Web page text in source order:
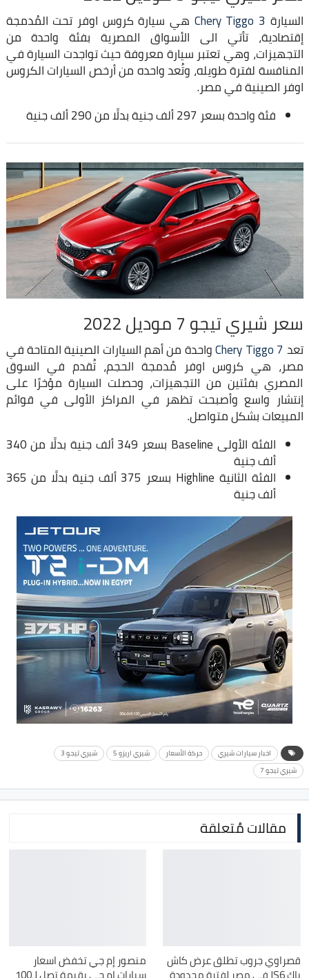
السيارة Chery Tiggo 3 هي سيارة كروس اوفر تحت المُدمجة
إقتصادية، تأتي الى الأسواق المصرية بفئة واحدة من
التجهيزات، وهي تعتبر سيارة معروفة حيث تواجدت السيارة في
المنافسة لفترة طويله، وتُعد واحده من أرخص السيارات الكروس
اوفر الصينية في مصر.
فئة واحدة بسعر 297 ألف جنية بدلًا من 290 ألف جنية
سعر شيري تيجو 7 موديل 2022
تعد Chery Tiggo 7واحدة من أهم السيارات الصينية المتاحة في
مصر، هي كروس اوفر مُدمجة الحجم، تُقدم في السوق
المصري بفئتين من التجهيزات، وحصلت السيارة مؤخرًا على
إنتشار واسع وأصبحت تظهر في المراكز الأولى في قوائم
المبيعات بشكل متواصل.
الفئة الأولى Baseline بسعر 349 ألف جنية بدلًا من 340
ألف جنية
الفئة الثانية Highline بسعر 375 ألف جنية بدلًا من 365
ألف جنية
اخبار سيارات شيري حركة الأسعار شيري اريزو 5
شيري تيجو 3
شيري تيجو 7
مقالات مُتعلقة
قصراوي جروب تطلق عرض كاش منصور إم جي تخفض اسعار